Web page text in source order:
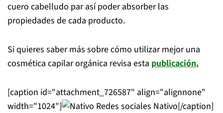
cuero cabelludo par así poder absorber las
propiedades de cada producto.
Si quieres saber más sobre cómo utilizar mejor una
cosmética capilar orgánica revisa esta publicación.
[caption id="attachment_726587" align="alignnone"
width="1024"]
Redes sociales Nativo[/caption]